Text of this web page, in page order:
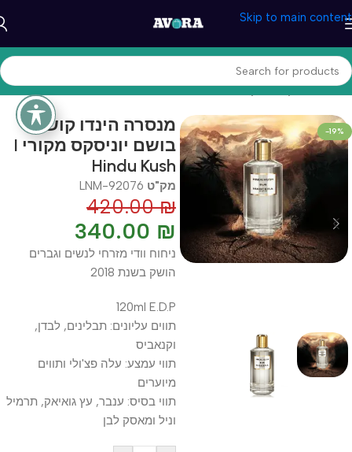
Skip to main content
עמוד הבית/קוסמטיקה וטיפוח/בשמים
-19%
מנסרה הינדו קוש –
בושם יוניסקס מקורי I
Hindu Kush
מק"ט LNM-92076
420.00₪
340.00 ₪
ניחוח וודי מזרחי לנשים וגברים
הושק בשנת 2018
120ml E.D.P
תווים עליונים: תבלינים, לבדן,
וקנאביס
תווי עמצע: עלה פצ'ולי ותווים
מיוערים
תווי בסיס: ענבר, עץ גואיאק, תרמיל
וניל ומאסק לבן